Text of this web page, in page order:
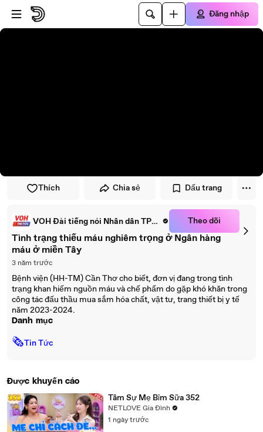
Đi đến trình phát
Đi đến nội dung chính
Đăng nhập
Thích Chia sẻ Dấu trang
VOH Đài tiếng nói Nhân dân TPHCM Theo dõi
Tình trạng thiếu máu nghiêm trọng ở Ngân hàng
máu ở miền Tây
3 năm trước
Bệnh viện (HH-TM) Cần Thơ cho biết, đơn vị đang trong tình
trạng khan hiếm nguồn máu và chế phẩm do gặp khó khăn trong
công tác đấu thầu mua sắm hóa chất, vật tư, trang thiết bị y tế
năm 2023-2024.
Danh mục
🗞Tin Tức
Được khuyến cáo
Tâm Sự Mẹ Bỉm Sữa 352
NETLOVE Gia Đình
1 ngày trước